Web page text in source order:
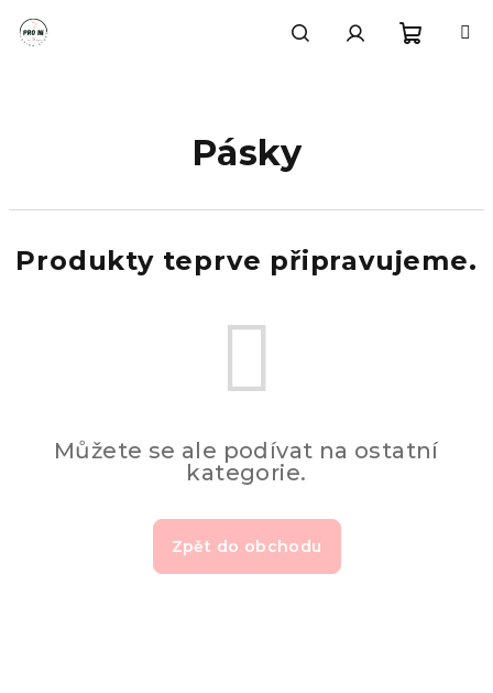
na
Pásky
Produkty teprve připravujeme.
Můžete se ale podívat na ostatní
kategorie.
Zpět do obchodu